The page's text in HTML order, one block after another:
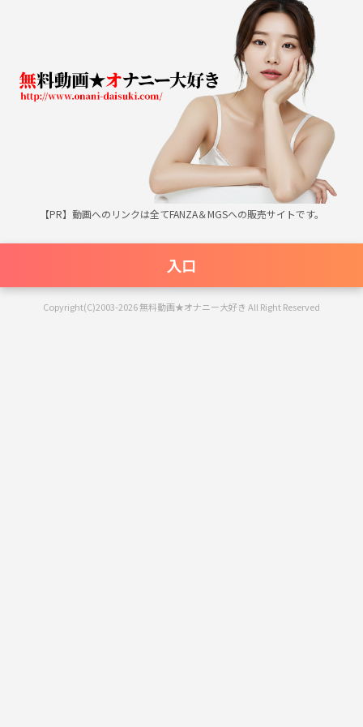
無料動画★オナニー大好き
【PR】動画へのリンクは全てFANZA＆MGSへの販売サイトです。
入口
Copyright(C)2003-2026 無料動画★オナニー大好き All Right Reserved